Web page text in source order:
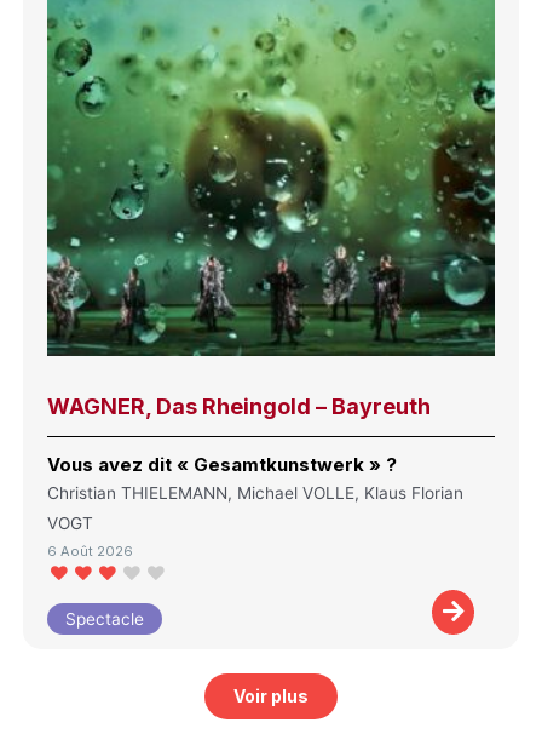
WAGNER, Das Rheingold – Bayreuth
Vous avez dit « Gesamtkunstwerk » ?
Christian THIELEMANN, Michael VOLLE, Klaus Florian
VOGT
6 Août 2026
Spectacle
Voir plus